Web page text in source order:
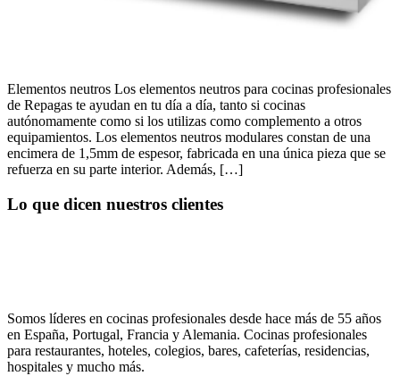
Elementos neutros Los elementos neutros para cocinas profesionales
de Repagas te ayudan en tu día a día, tanto si cocinas
autónomamente como si los utilizas como complemento a otros
equipamientos. Los elementos neutros modulares constan de una
encimera de 1,5mm de espesor, fabricada en una única pieza que se
refuerza en su parte interior. Además, […]
Lo que dicen nuestros clientes
Somos líderes en cocinas profesionales desde hace más de 55 años
en España, Portugal, Francia y Alemania. Cocinas profesionales
para restaurantes, hoteles, colegios, bares, cafeterías, residencias,
hospitales y mucho más.